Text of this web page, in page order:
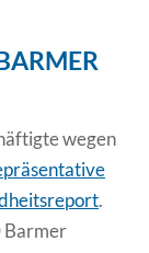
wegen
.
Barmer